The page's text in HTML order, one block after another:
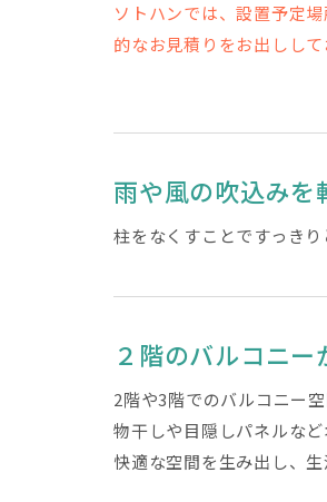
ソトハンでは、設置予定
的なお見積りをお出しして
雨や風の吹込みを
柱をなくすことですっき
２階のバルコニー
2階や3階でのバルコニー
物干しや目隠しパネルな
快適な空間を生み出し、